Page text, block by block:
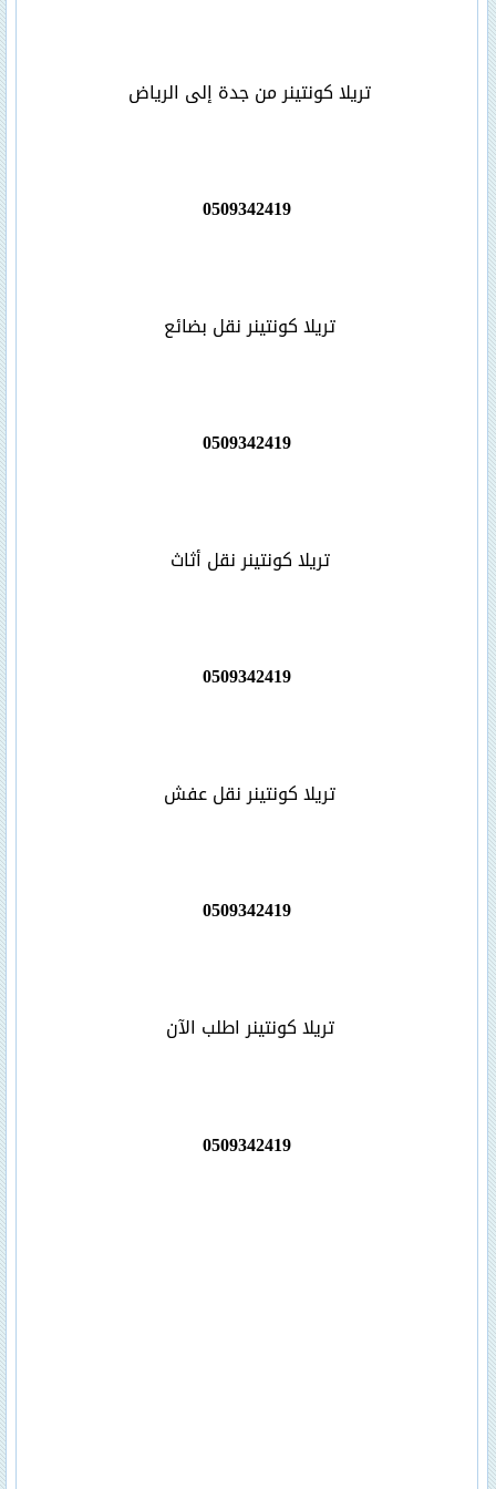
تريلا كونتينر من جدة إلى الرياض
0509342419
تريلا كونتينر نقل بضائع
0509342419
تريلا كونتينر نقل أثاث
0509342419
تريلا كونتينر نقل عفش
0509342419
تريلا كونتينر اطلب الآن
0509342419